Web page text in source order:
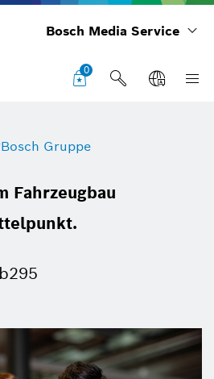
Bosch Media Service
0
Gruppe
Fahrzeugbau